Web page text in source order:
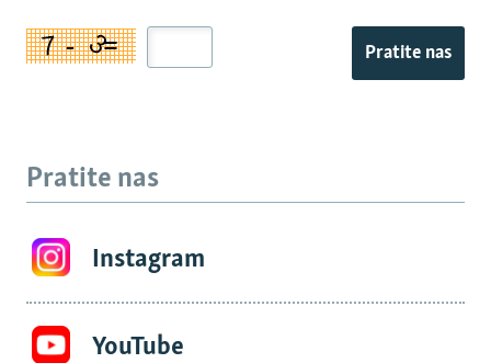
Pratite nas
Pratite nas
Instagram
YouTube